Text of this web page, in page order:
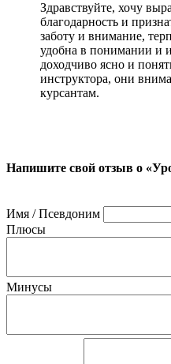
Здравствуйте, хочу
благодарность и
заботу и внимание,
удобна в понимании и
доходчиво ясно и
инструктора, они
курсантам.
Напишите свой отзыв о
Имя / Псевдоним
Плюсы
Минусы